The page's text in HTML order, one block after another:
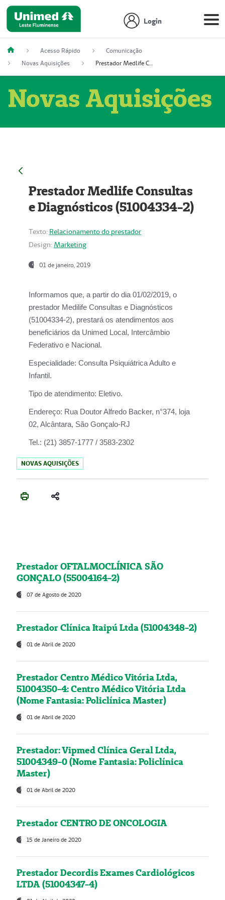
Login
Acesso Rápido
Comunicação
Novas Aquisições
Prestador Medlife Consultas e Diagnósticos (51004334-2)
Novas Aquisições
Prestador Medlife Consultas
e Diagnósticos (51004334-2)
Texto: Relacionamento do prestador
Design: Marketing
01 de janeiro, 2019
Informamos que, a partir do dia 01/02/2019, o
prestador Medilife Consultas e Diagnósticos
(51004334-2), prestará os atendimentos aos
beneficiários da Unimed Local, Intercâmbio
Federativo e Nacional.
Especialidade: Consulta Psiquiátrica Adulto e
Infantil.
Tipo de atendimento: Eletivo.
Endereço: Rua Doutor Alfredo Backer, n°374, loja
02, Alcântara, São Gonçalo-RJ
Tel.: (21) 3857-1777 / 3583-2302
NOVAS AQUISIÇÕES
Prestador OFTALMOCLÍNICA SÃO
GONÇALO (55004164-2)
07 de Agosto de 2020
Prestador Clínica Itaipú Ltda (51004348-2)
01 de Abril de 2020
Prestador Centro Médico Vitória Ltda,
51004350-4: Centro Médico Vitória Ltda
(Nome Fantasia: Policlínica Master)
01 de Abril de 2020
Prestador: Vipmed Clínica Geral Ltda,
51004349-0 (Nome Fantasia: Policlínica
Master)
01 de Abril de 2020
Prestador CENTRO DE ONCOLOGIA
15 de Janeiro de 2020
Prestador Decordis Exames Cardiológicos
LTDA (51004347-4)